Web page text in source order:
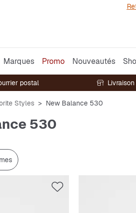
Marques Promo Nouveautés
postal
Styles New Balance 530
530